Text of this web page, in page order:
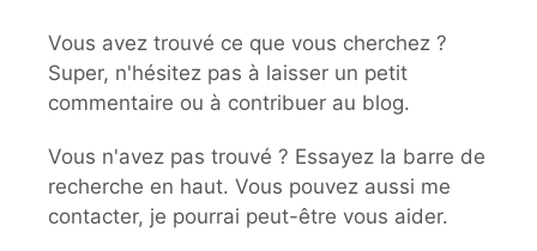
Vous avez trouvé ce que vous cherchez ?
Super, n'hésitez pas à laisser un petit
commentaire ou à contribuer au blog.
Vous n'avez pas trouvé ? Essayez la barre de
recherche en haut. Vous pouvez aussi me
contacter, je pourrai peut-être vous aider.